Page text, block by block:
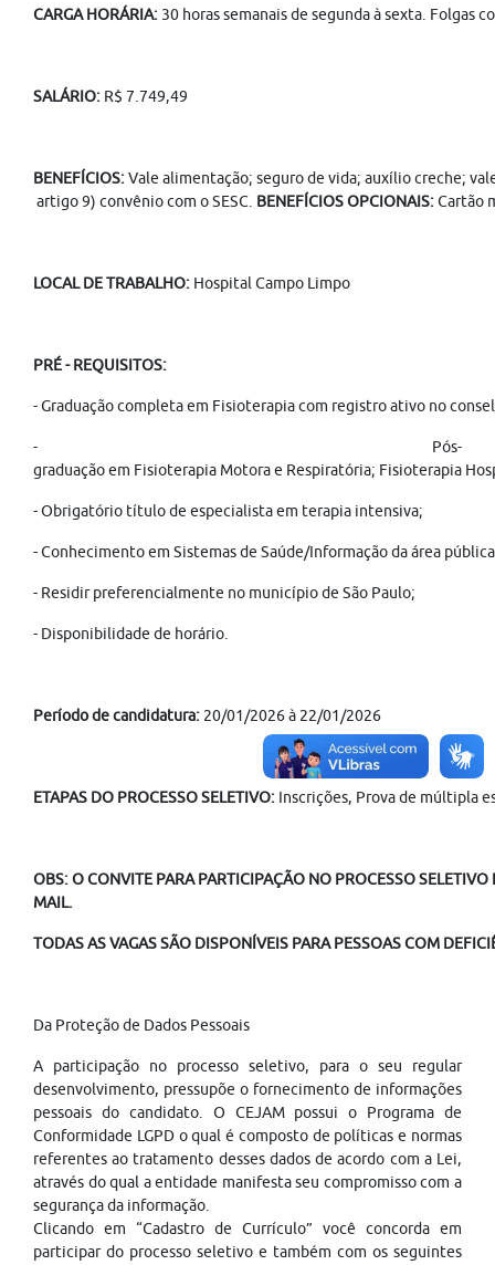
CARGA HORÁRIA: 30 horas semanais de segunda à sexta. Folgas
SALÁRIO: R$ 7.749,49
BENEFÍCIOS:Vale alimentação; seguro de vida; auxílio creche;
artigo 9) convênio com o SESC. BENEFÍCIOS OPCIONAIS:Cartão
LOCAL DE TRABALHO: Hospital Campo Limpo
PRÉ - REQUISITOS:
- Graduação completa em Fisioterapia com registro ativo no
- Pós-
graduação em Fisioterapia Motora e Respiratória; Fisioterapia
- Obrigatório título de especialista em terapia intensiva;
- Conhecimento em Sistemas de Saúde/Informação da área
- Residir preferencialmente no município de São Paulo;
- Disponibilidade de horário.
Período de candidatura: 20/01/2026 à 22/01/2026
ETAPAS DO PROCESSO SELETIVO: Inscrições, Prova de múltipla
OBS: O CONVITE PARA PARTICIPAÇÃO NO PROCESSO SELETIVO
MAIL.
TODAS AS VAGAS SÃO DISPONÍVEIS PARA PESSOAS COM
Da Proteção de Dados Pessoais
A participação no processo seletivo, para o seu regular
desenvolvimento, pressupõe o fornecimento de informações
pessoais do candidato. O CEJAM possui o Programa de
Conformidade LGPD o qual é composto de políticas e normas
referentes ao tratamento desses dados de acordo com a Lei,
através do qual a entidade manifesta seu compromisso com a
segurança da informação.
Clicando em “Cadastro de Currículo” você concorda em
participar do processo seletivo e também com os seguintes